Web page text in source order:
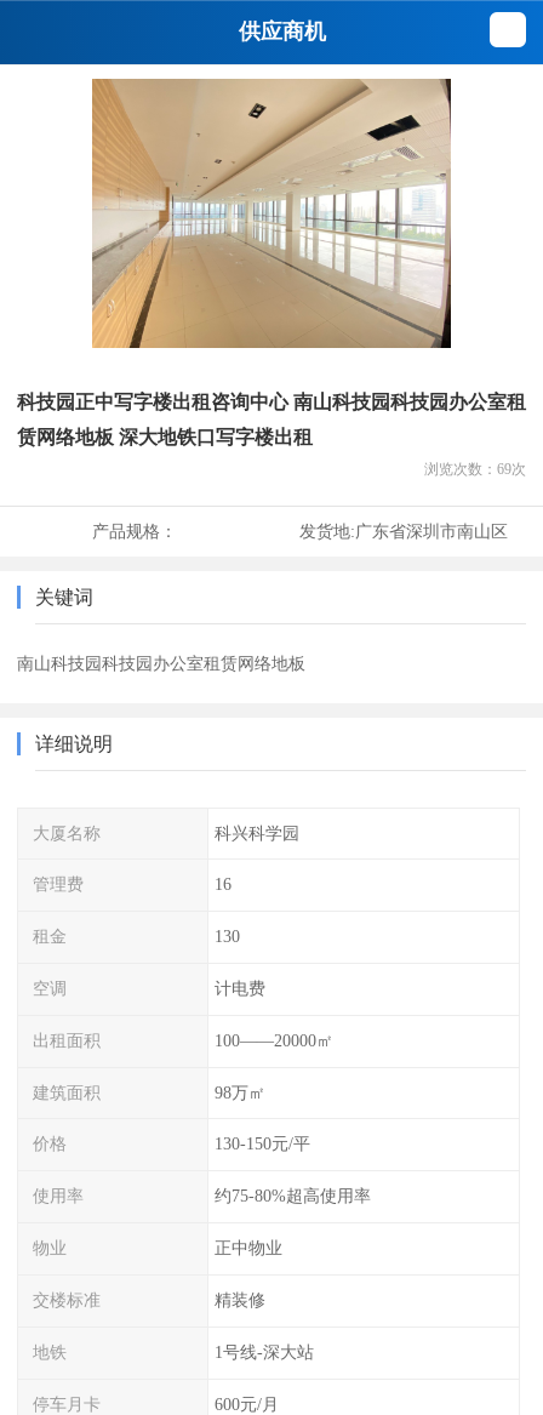
供应商机
科技园正中写字楼出租咨询中心 南山科技园科技园办公室租
赁网络地板 深大地铁口写字楼出租
浏览次数： 69次
产品规格： 发货地:广东省深圳市南山区
关键词
南山科技园科技园办公室租赁网络地板
详细说明
大厦名称 科兴科学园
管理费 16
租金 130
空调 计电费
出租面积 100——20000㎡
建筑面积 98万㎡
价格 130-150元/平
使用率 约75-80%超高使用率
物业 正中物业
交楼标准 精装修
地铁 1号线-深大站
停车月卡 600元/月